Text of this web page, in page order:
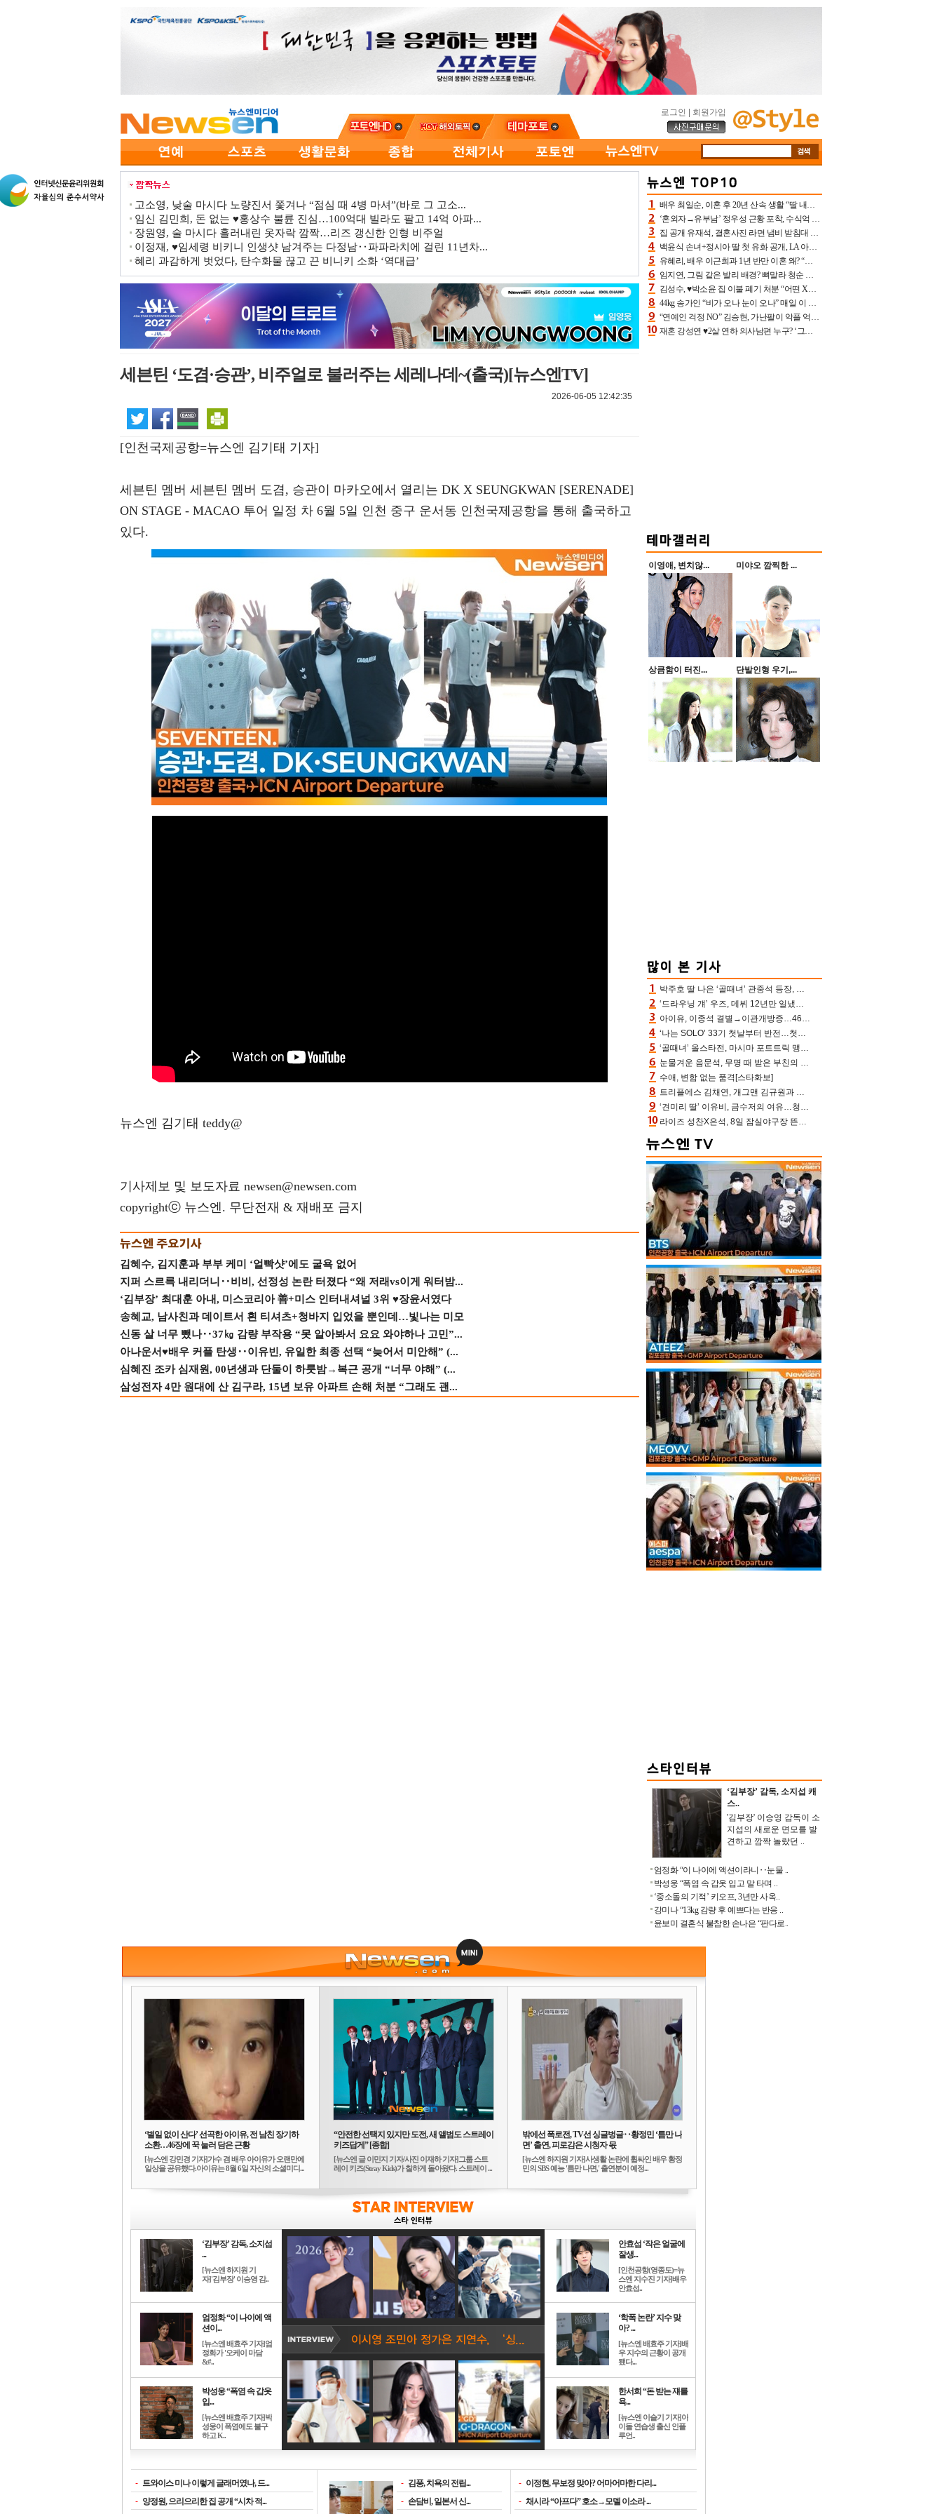
로그인 회원가입
고소영, 낮술 마시다 노량진서 쫓겨나 “점심 때 4병 마셔”(바로 그 고소...
임신 김민희, 돈 없는 ♥홍상수 불륜 진심…100억대 빌라도 팔고 14억 아파...
장원영, 술 마시다 흘러내린 옷자락 깜짝…리즈 갱신한 인형 비주얼
이정재, ♥임세령 비키니 인생샷 남겨주는 다정남‥파파라치에 걸린 11년차...
혜리 과감하게 벗었다, 탄수화물 끊고 끈 비니키 소화 ‘역대급’
세븐틴 ‘도겸·승관’, 비주얼로 불러주는 세레나데~(출국)[뉴스엔TV]
2026-06-05 12:42:35
[인천국제공항=뉴스엔 김기태 기자]
세븐틴 멤버 세븐틴 멤버 도겸, 승관이 마카오에서 열리는 DK X SEUNGKWAN [SERENADE]
ON STAGE - MACAO 투어 일정 차 6월 5일 인천 중구 운서동 인천국제공항을 통해 출국하고
있다.
뉴스엔 김기태 teddy@
기사제보 및 보도자료 newsen@newsen.com
copyrightⓒ 뉴스엔. 무단전재 & 재배포 금지
김혜수, 김지훈과 부부 케미 ‘얼빡샷’에도 굴욕 없어
지퍼 스르륵 내리더니‥비비, 선정성 논란 터졌다 “왜 저래vs이게 워터밤...
‘김부장’ 최대훈 아내, 미스코리아 善+미스 인터내셔널 3위 ♥장윤서였다
송혜교, 남사친과 데이트서 흰 티셔츠+청바지 입었을 뿐인데…빛나는 미모
신동 살 너무 뺐나‥37㎏ 감량 부작용 “못 알아봐서 요요 와야하나 고민”...
아나운서♥배우 커플 탄생‥이유빈, 유일한 최종 선택 “늦어서 미안해” (...
심혜진 조카 심재원, 00년생과 단둘이 하룻밤→복근 공개 “너무 야해” (...
삼성전자 4만 원대에 산 김구라, 15년 보유 아파트 손해 처분 “그래도 괜...
배우 최일순, 이혼 후 20년 산속 생활 “딸 내가 버렸다고 원망‥맘 아파”(특종)[어제TV]
‘혼외자→유부남’ 정우성 근황 포착, 수식억 해킹 피해 후배 만났다 “존경하는”
집 공개 유재석, 결혼사진 라면 냄비 받침대 되고 분노‥가족사진도 피해(놀뭐)[어제TV]
백윤식 손녀+정시아 딸 첫 유화 공개, LA 아트쇼→서울국제조각페스타 작가다운 수준급 실력
유혜리, 배우 이근희과 1년 반만 이혼 왜? “식칼 꽂고 의자 던져” 충격 폭로(특종)[어제TV]
임지연, 그림 같은 발리 배경? 뼈말라 청순 비키니 핏에 상대 안 되네
김성수, ♥박소윤 집 이불 폐기 처분 “어떤 X이랑 썼을지 몰라” 질투(신랑수업2)[어제TV]
44kg 송가인 “비가 오나 눈이 오나” 매일 이 운동, 허벅지 근육량 상승+체지방 감소
“연예인 걱정 NO” 김승현, 가난팔이 악플 억울할만‥아내+딸과 日 여행
재혼 강성연 ♥2살 연하 의사남편 누구? ‘그알’ 자문의에 훈남 비주얼 초엘리트 스펙 [종합]
이영애, 변치않... 미야오 깜찍한 ...
상큼함이 터진... 단발인형 우기,...
박주호 딸 나은 ‘골때녀’ 관중석 등장, 김민재 복제인간 보고 혼란 [결정적장면]
‘드라우닝 걔’ 우즈, 데뷔 12년만 일냈다…체조경기장 입성 확정
아이유, 이종석 결별→이관개방증…46장 꽉 채운 유애나 ♥ “열심히 사는 중”
‘나는 SOLO’ 33기 첫날부터 반전…첫인상 0표 영호, 호감남 급부상
‘골때녀’ 올스타전, 마시마 포트트릭 맹추격전 5:4 골 잔치 ‘짜릿’ [어제TV]
눈물겨운 음문석, 무명 때 받은 부친의 전재산→폐암 父 세상 떠나기 전 여행(유퀴즈)[어제TV]
수애, 변함 없는 품격[스타화보]
트리플에스 김채연, 개그맨 김규원과 함께 프리뷰쇼 진행 [포토엔HD]
‘견미리 딸’ 이유비, 금수저의 여유…청순 미모에 반전 슬림 라인
라이즈 성찬X은석, 8일 잠실야구장 뜬다…시구 시타+특별공연까지
‘김부장’ 감독, 소지섭 캐
스..
'김부장' 이승영 감독이 소
지섭의 새로운 면모를 발
견하고 깜짝 놀랐던 ..
엄정화 “이 나이에 액션이라니‥눈물 ..
박성웅 “폭염 속 갑옷 입고 말 타며 ..
‘중소돌의 기적’ 키오프, 3년만 사옥..
강미나 “13kg 감량 후 예쁘다는 반응 ..
윤보미 결혼식 불참한 손나은 “판다로..
‘별일 없이 산다’ 선곡한 아이유, 전 남친 장기하
소환…46장에 꾹 눌러 담은 근황
[뉴스엔 강민경 기자]가수 겸 배우 아이유가 오랜만에
일상을 공유했다.아이유는 8월 6일 자신의 소셜미디...
“안전한 선택지 있지만 도전, 새 앨범도 스트레이
키즈답게” [종합]
[뉴스엔 글 이민지 기자/사진 이재하 기자]그룹 스트
레이 키즈(Stray Kids)가 칠하게 돌아왔다. 스트레이 ...
밖에선 폭로전, TV선 싱글벙글‥황정민 ‘틈만 나
면’ 출연, 피로감은 시청자 몫
[뉴스엔 하지원 기자]사생활 논란에 휩싸인 배우 황정
민의 SBS 예능 '틈만 나면,' 출연분이 예정...
‘김부장’ 감독, 소지섭
...
[뉴스엔 하지원 기
자]'김부장' 이승영 감..
엄정화 “이 나이에 액
션이...
[뉴스엔 배효주 기자]엄
정화가 '오케이 마담
&#..
박성웅 “폭염 속 갑옷
입...
[뉴스엔 배효주 기자]박
성웅이 폭염에도 불구
하고 K..
안효섭 ‘작은 얼굴에
잘생...
[인천공항(영종도)=뉴
스엔 지수진 기자]배우
안효섭..
‘학폭 논란’ 지수 맞
아? ...
[뉴스엔 배효주 기자]배
우 지수의 근황이 공개
됐다...
한서희 “돈 받는 쟤를
욕...
[뉴스엔 이슬기 기자]아
이돌 연습생 출신 인플
루언..
- 트와이스 미나 이렇게 글래머였나, 드...
- 양정원, 으리으리한 집 공개 “시차 적...
- 김풍, 치욕의 전립...
- 손담비, 일본서 신...
- 이정현, 무보정 맞아? 어마어마한 다리...
- 채시라 “아프다” 호소→모델 이소라 ...